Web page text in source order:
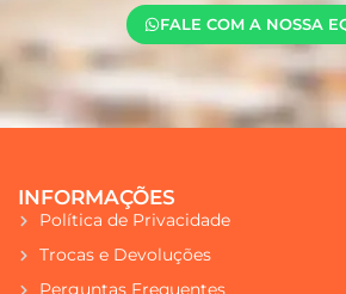
FALE COM A NOSSA
INFORMAÇÕES
Política de Privacidade
Trocas e Devoluções
Perguntas Frequentes